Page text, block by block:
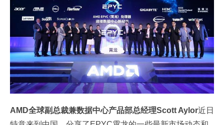
AMD全球副总裁兼数据中心产品部总经理Scott Aylor近日